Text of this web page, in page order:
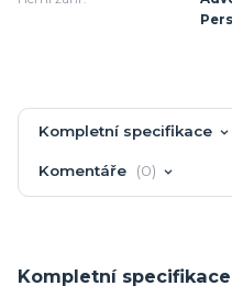
Kompletní specifikace
Komentáře 0
Kompletní specifikace